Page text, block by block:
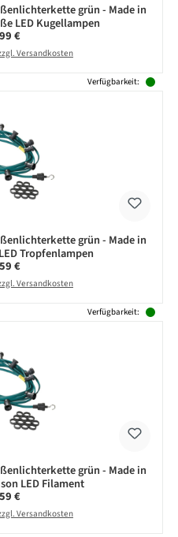
grün - Made in
LED Kugellampen
Preis:
€
Versandkosten
Verfügbarkeit:
grün - Made in
Tropfenlampen
Preis:
€
Versandkosten
Verfügbarkeit:
grün - Made in
LED Filament
Preis:
€
Versandkosten